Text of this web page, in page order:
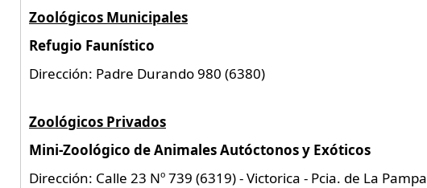
Zoológicos Municipales
Refugio Faunístico
Dirección: Padre Durando 980 (6380)
Zoológicos Privados
Mini-Zoológico de Animales Autóctonos y Exóticos
Dirección: Calle 23 Nº 739 (6319) - Victorica - Pcia. de La Pampa